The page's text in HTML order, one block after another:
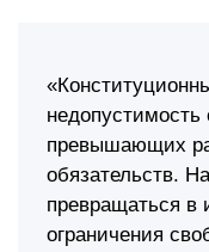
недопустимость
превышающих
обязательств.
превращаться в
ограничения